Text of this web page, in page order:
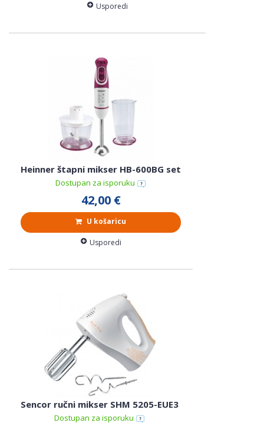
Usporedi
Heinner štapni mikser HB-600BG set
Dostupan za isporuku
42,00 €
U košaricu
Usporedi
Sencor ručni mikser SHM 5205-EUE3
Dostupan za isporuku